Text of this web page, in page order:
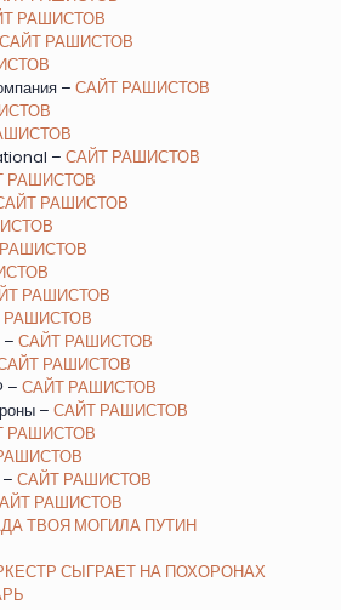
РАШИСТОВ
САЙТ РАШИСТОВ
– САЙТ РАШИСТОВ
– САЙТ РАШИСТОВ
РАШИСТОВ
РАШИСТОВ
РАШИСТОВ
РАШИСТОВ
– САЙТ РАШИСТОВ
РАШИСТОВ
– САЙТ РАШИСТОВ
– САЙТ РАШИСТОВ
РАШИСТОВ
САЙТ РАШИСТОВ
РАШИСТОВ
ТВОЯ МОГИЛА ПУТИН
СЫГРАЕТ НА ПОХОРОНАХ